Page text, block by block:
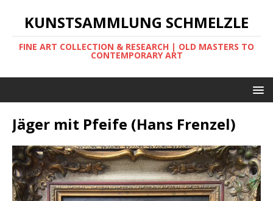
KUNSTSAMMLUNG SCHMELZLE
FINE ART COLLECTION & RESEARCH | OLD MASTERS TO
CONTEMPORARY ART
Jäger mit Pfeife (Hans Frenzel)